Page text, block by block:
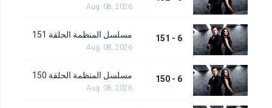
Aug. 08, 2026
6 - 151 مسلسل المنظمة الحلقة 151
Aug. 08, 2026
6 - 150 مسلسل المنظمة الحلقة 150
Aug. 08, 2026